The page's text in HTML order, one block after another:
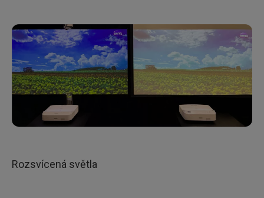
Rozsvícená světla